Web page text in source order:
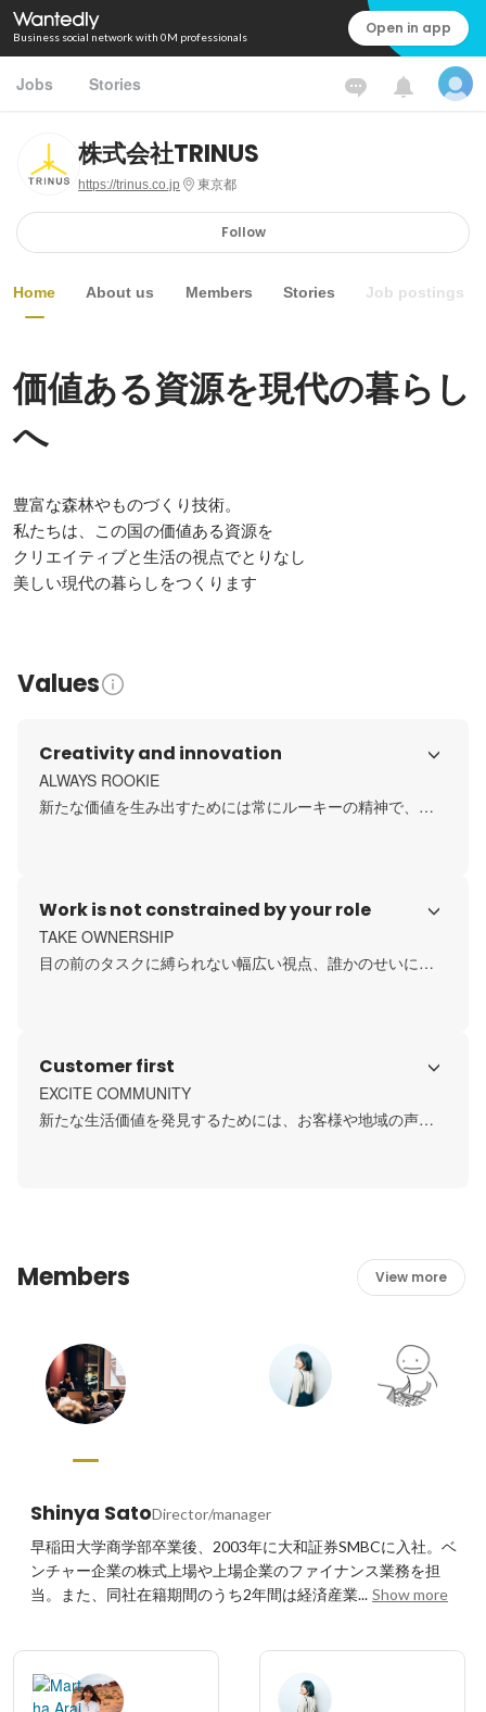
Business social network with 0M professionals Open in app
Jobs Stories
株式会社TRINUS
https://trinus.co.jp 東京都
Follow
Home About us Members Stories Job postings
価値ある資源を現代の暮らし
へ
豊富な森林やものづくり技術。
私たちは、この国の価値ある資源を
クリエイティブと生活の視点でとりなし
美しい現代の暮らしをつくります
Values
Creativity and innovation
ALWAYS ROOKIE
新たな価値を生み出すためには常にルーキーの精神で、新
Work is not constrained by your role
TAKE OWNERSHIP
目の前のタスクに縛られない幅広い視点、誰かのせいにし
Customer first
EXCITE COMMUNITY
新たな生活価値を発見するためには、お客様や地域の声を
Members View more
Shinya SatoDirector/manager
早稲田大学商学部卒業後、2003年に大和証券SMBCに入社。ベ
ンチャー企業の株式上場や上場企業のファイナンス業務を担
当。また、同社在籍期間のうち2年間は経済産業... Show more